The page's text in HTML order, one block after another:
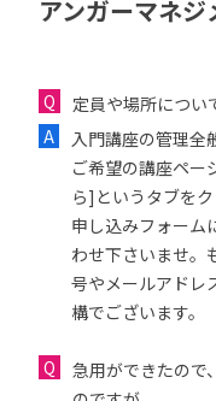
アンガーマネ
定員や場所につい
入門講座の管理全
ご希望の講座ペー
ら]というタブを
申し込みフォーム
わせ下さいませ。
号やメールアドレ
構でございます。
急用ができたので